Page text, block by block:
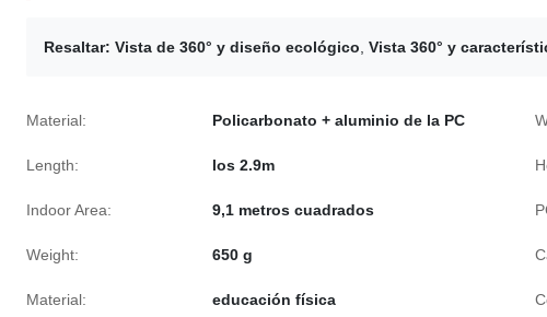
Resaltar: Vista de 360° y diseño ecológico Vista 360° y
Material: Policarbonato + aluminio de la PC
Length: los 2.9m
Indoor Area: 9,1 metros cuadrados
Weight: 650 g
Material: educación física